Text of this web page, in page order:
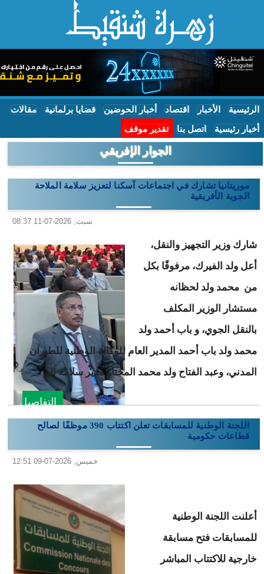
الرئيسية الأخبار اقتصاد أخبار الحوضين قضايا برلمانية مقالات
أخبار رئيسية اتصل بنا تقدير موقف
الجوار الإفريقي
موريتانيا تشارك في اجتماعات آسكنا لتعزيز سلامة الملاحة
الجوية الأفريقية
سبت, 2026-07-11 08:37
شارك وزير التجهيز والنقل،
أعل ولد الفيرك، مرفوقًا بكل
من محمد ولد لحظانه
مستشار الوزير المكلف
بالنقل الجوي، و باب أحمد ولد
محمد ولد باب أحمد المدير العام للوكالة الوطنية للطيران
المدني، وعبد الفتاح ولد محمد المختار مدير سلامة الم
التفاصيل
اللجنة الوطنية للمسابقات تعلن اكتتاب 390 موظفًا لصالح
قطاعات حكومية
خميس, 2026-07-09 12:51
أعلنت اللجنة الوطنية
للمسابقات فتح مسابقة
خارجية للاكتتاب المباشر